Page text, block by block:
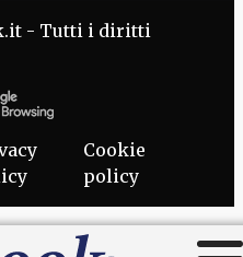
- Tutti i diritti
Cookie
policy